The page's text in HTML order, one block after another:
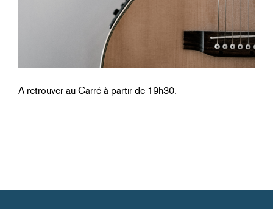
A retrouver au Carré à partir de 19h30.